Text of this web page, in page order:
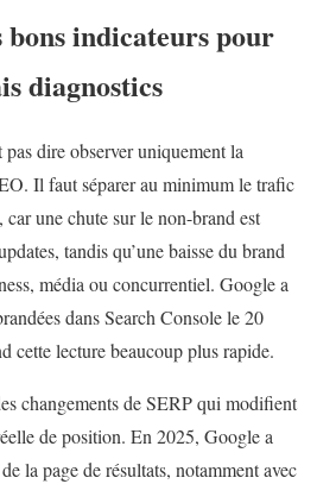
bons indicateurs pour
diagnostics
pas dire observer uniquement la
Il faut séparer au minimum le trafic
une chute sur le non-brand est
tandis qu’une baisse du brand
média ou concurrentiel. Google a
dans Search Console le 20
cette lecture beaucoup plus rapide.
changements de SERP qui modifient
de position. En 2025, Google a
la page de résultats, notamment avec